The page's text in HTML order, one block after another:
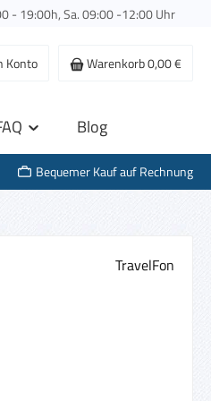
- 19:00h, Sa. 09:00 -12:00 Uhr
Konto Warenkorb0,00 €
Blog
Bequemer Kauf auf Rechnung
TravelFon